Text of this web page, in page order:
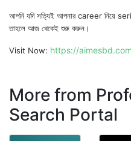
আপনি যদি সত্যিই আপনার career নিয়ে
তাহলে আজ থেকেই শুরু করুন।
Visit Now: https://aimesbd.com
More from
Search Portal